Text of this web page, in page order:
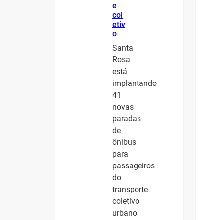
e
col
etiv
o
Santa
Rosa
está
implantando
41
novas
paradas
de
ônibus
para
passageiros
do
transporte
coletivo
urbano.